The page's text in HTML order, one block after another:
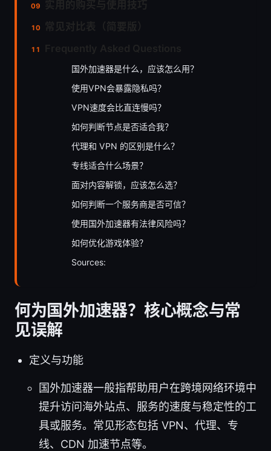
国外加速器是什么，应该怎么用？
使用VPN会暴露隐私吗？
VPN速度会比直连慢吗？
如何判断节点是否适合我？
代理和 VPN 的区别是什么？
专线适合什么场景？
面对内容解锁，应该怎么选？
如何判断一个服务商是否可信？
使用国外加速器有法律风险吗？
如何优化游戏体验？
Sources:
何为国外加速器？核心概念与常
见误解
定义与功能
国外加速器一般指帮助用户在跨境网络环境中
提升访问海外站点、服务的速度与稳定性的工
具或服务。常见形态包括 VPN、代理、专
线、CDN 加速节点等。